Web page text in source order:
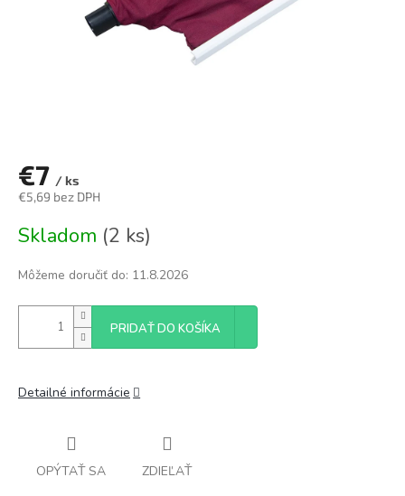
€7 / ks
€5,69 bez DPH
cena:
Skladom (2 ks)
Môžeme doručiť do: 11.8.2026
PRIDAŤ DO KOŠÍKA
Detailné informácie
OPÝTAŤ SA ZDIEĽAŤ